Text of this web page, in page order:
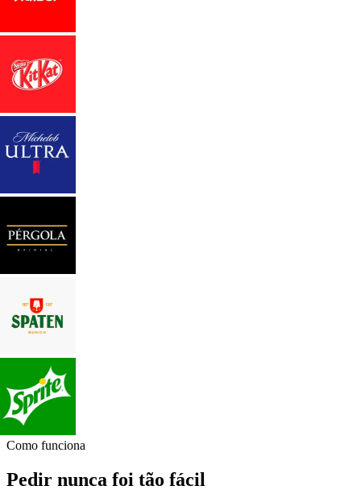
Como funciona
Pedir nunca foi tão fácil